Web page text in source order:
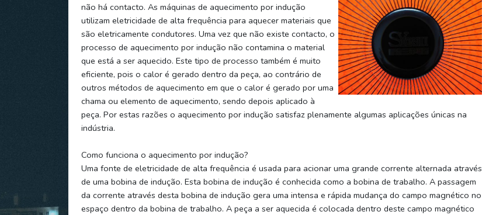
não há contacto. As máquinas de aquecimento por indução
utilizam eletricidade de alta frequência para aquecer materiais que
são eletricamente condutores. Uma vez que não existe contacto, o
processo de aquecimento por indução não contamina o material
que está a ser aquecido. Este tipo de processo também é muito
eficiente, pois o calor é gerado dentro da peça, ao contrário de
outros métodos de aquecimento em que o calor é gerado por uma
chama ou elemento de aquecimento, sendo depois aplicado à
peça. Por estas razões o aquecimento por indução satisfaz plenamente algumas aplicações únicas na
indústria.
Como funciona o aquecimento por indução?
Uma fonte de eletricidade de alta frequência é usada para acionar uma grande corrente alternada através
de uma bobina de indução. Esta bobina de indução é conhecida como a bobina de trabalho. A passagem
da corrente através desta bobina de indução gera uma intensa e rápida mudança do campo magnético no
espaço dentro da bobina de trabalho. A peça a ser aquecida é colocada dentro deste campo magnético